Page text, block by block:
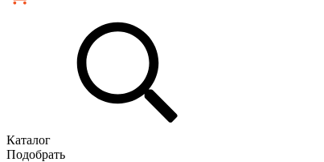
Каталог
Подобрать